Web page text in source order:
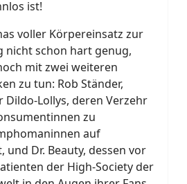
ist!
voller Körpereinsatz zur
nicht schon hart genug,
mit zwei weiteren
zu tun: Rob Ständer,
Dildo-Lollys, deren Verzehr
zu
auf
und Dr. Beauty, dessen vor
der High-Society der